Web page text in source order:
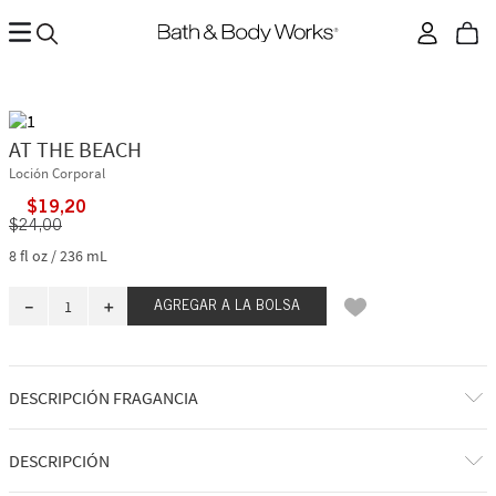
AT THE BEACH
Loción Corporal
$19,20
$24,00
8 fl oz / 236 mL
＋
－ AGREGAR A LA BOLSA
DESCRIPCIÓN FRAGANCIA
A qué huele: el día de playa perfecto (arena, sol, olas y todo).
DESCRIPCIÓN